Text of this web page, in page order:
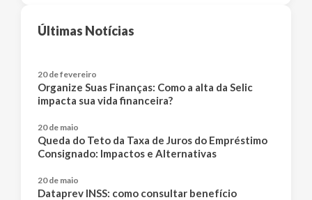
Últimas Notícias
20 de fevereiro
Organize Suas Finanças: Como a alta da Selic
impacta sua vida financeira?
20 de maio
Queda do Teto da Taxa de Juros do Empréstimo
Consignado: Impactos e Alternativas
20 de maio
Dataprev INSS: como consultar benefício